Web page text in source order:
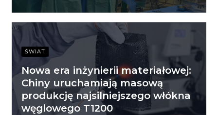
ŚWIAT
Nowa era inżynierii materiałowej:
Chiny uruchamiają masową
produkcję najsilniejszego włókna
węglowego T1200